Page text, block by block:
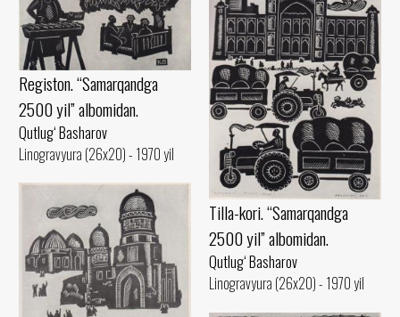
Registon. “Samarqandga
2500 yil” albomidan.
Qutlug‘ Basharov
Linogravyura (26x20) - 1970 yil
Tilla-kori. “Samarqandga
2500 yil” albomidan.
Qutlug‘ Basharov
Linogravyura (26x20) - 1970 yil